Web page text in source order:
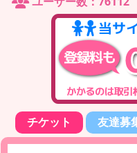
チケット 友達募